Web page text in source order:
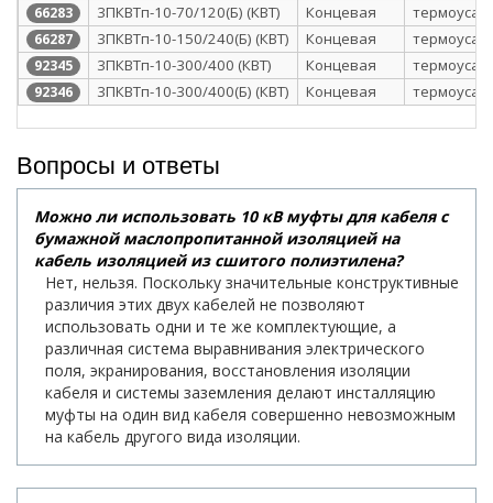
66283 3ПКВТп-10-70/120(Б) (КВТ) Концевая
66287 3ПКВТп-10-150/240(Б) (КВТ) Концевая
92345 3ПКВТп-10-300/400 (КВТ) Концевая
92346 3ПКВТп-10-300/400(Б) (КВТ) Концевая
Вопросы и ответы
Можно ли использовать 10 кВ муфты для кабеля с
бумажной маслопропитанной изоляцией на
кабель изоляцией из сшитого полиэтилена?
Нет, нельзя. Поскольку значительные конструктивные
различия этих двух кабелей не позволяют
использовать одни и те же комплектующие, а
различная система выравнивания электрического
поля, экранирования, восстановления изоляции
кабеля и системы заземления делают инсталляцию
муфты на один вид кабеля совершенно невозможным
на кабель другого вида изоляции.